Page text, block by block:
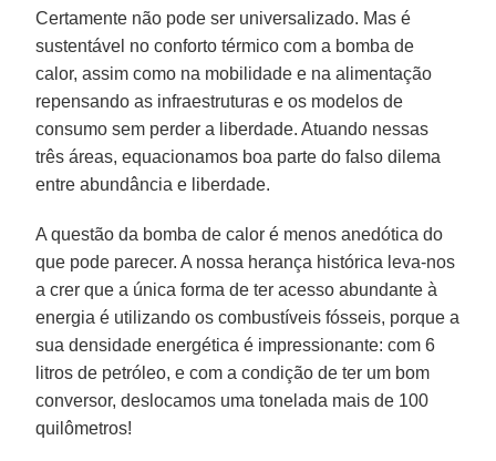
Certamente não pode ser universalizado. Mas é
sustentável no conforto térmico com a bomba de
calor, assim como na mobilidade e na alimentação
repensando as infraestruturas e os modelos de
consumo sem perder a liberdade. Atuando nessas
três áreas, equacionamos boa parte do falso dilema
entre abundância e liberdade.
A questão da bomba de calor é menos anedótica do
que pode parecer. A nossa herança histórica leva-nos
a crer que a única forma de ter acesso abundante à
energia é utilizando os combustíveis fósseis, porque a
sua densidade energética é impressionante: com 6
litros de petróleo, e com a condição de ter um bom
conversor, deslocamos uma tonelada mais de 100
quilômetros!